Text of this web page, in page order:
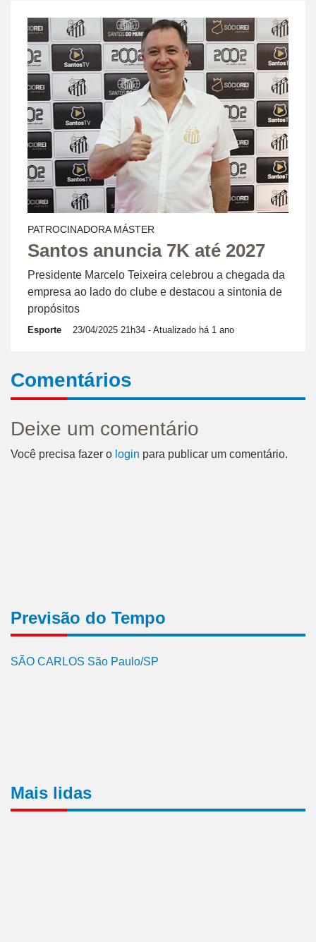
PATROCINADORA MÁSTER
Santos anuncia 7K até 2027
Presidente Marcelo Teixeira celebrou a chegada da
empresa ao lado do clube e destacou a sintonia de
propósitos
Esporte 23/04/2025 21h34 - Atualizado há 1 ano
Comentários
Deixe um comentário
Você precisa fazer o login para publicar um comentário.
Previsão do Tempo
SÃO CARLOS São Paulo/SP
Mais lidas